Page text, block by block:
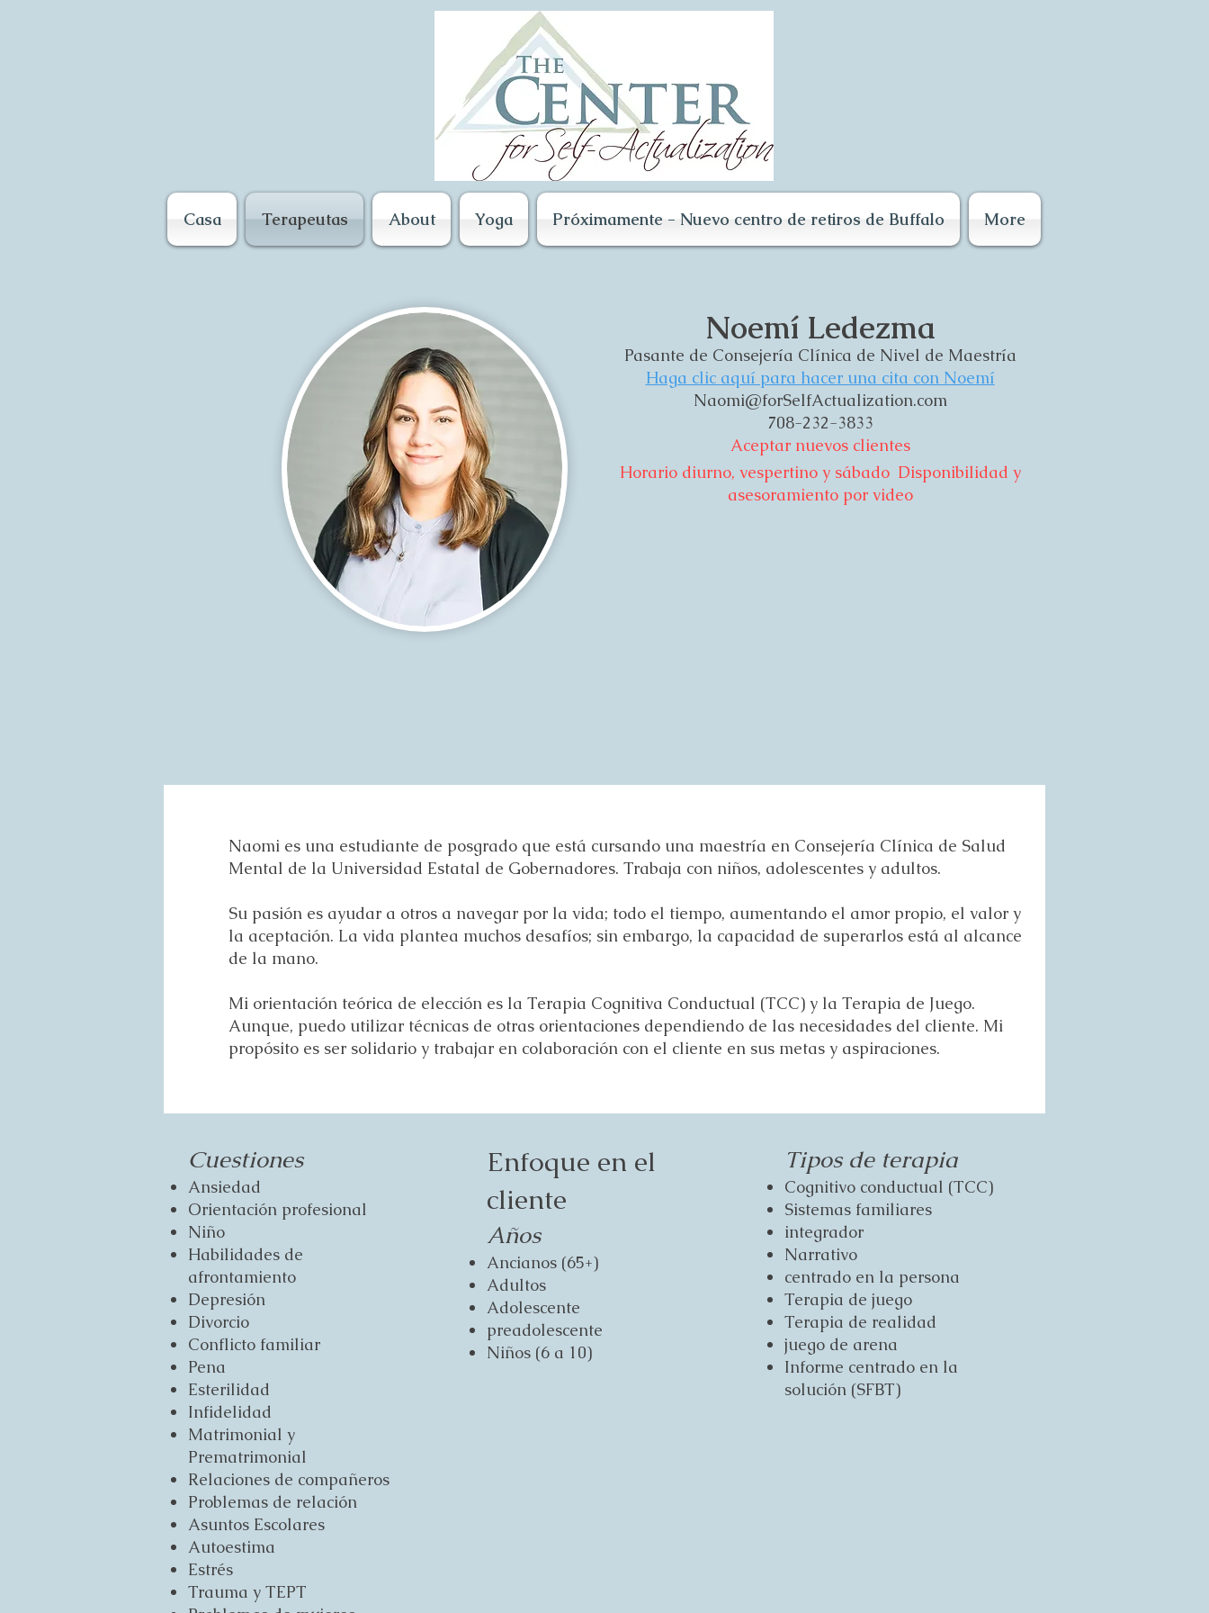
Casa Terapeutas About Yoga Próximamente - Nuevo centro de retiros de Buffalo More
Noemí Ledezma
Pasante de Consejería Clínica de Nivel de Maestría
Haga clic aquí para hacer una cita con Noemí
Naomi@forSelfActualization.com
708-232-3833
Aceptar nuevos clientes
Horario diurno, vespertino y sábado Disponibilidad y
asesoramiento por video
Naomi es una estudiante de posgrado que está cursando una maestría en Consejería Clínica de Salud
Mental de la Universidad Estatal de Gobernadores. Trabaja con niños, adolescentes y adultos.
Su pasión es ayudar a otros a navegar por la vida; todo el tiempo, aumentando el amor propio, el valor y
la aceptación. La vida plantea muchos desafíos; sin embargo, la capacidad de superarlos está al alcance
de la mano.
Mi orientación teórica de elección es la Terapia Cognitiva Conductual (TCC) y la Terapia de Juego.
Aunque, puedo utilizar técnicas de otras orientaciones dependiendo de las necesidades del cliente. Mi
propósito es ser solidario y trabajar en colaboración con el cliente en sus metas y aspiraciones.
Cuestiones
Ansiedad
Orientación profesional
Niño
Habilidades de
afrontamiento
Depresión
Divorcio
Conflicto familiar
Pena
Esterilidad
Infidelidad
Matrimonial y
Prematrimonial
Relaciones de compañeros
Problemas de relación
Asuntos Escolares
Autoestima
Estrés
Trauma y TEPT
Enfoque en el
cliente
Años
Ancianos (65+)
Adultos
Adolescente
preadolescente
Niños (6 a 10)
Tipos de terapia
Cognitivo conductual (TCC)
Sistemas familiares
integrador
Narrativo
centrado en la persona
Terapia de juego
Terapia de realidad
juego de arena
Informe centrado en la
solución (SFBT)